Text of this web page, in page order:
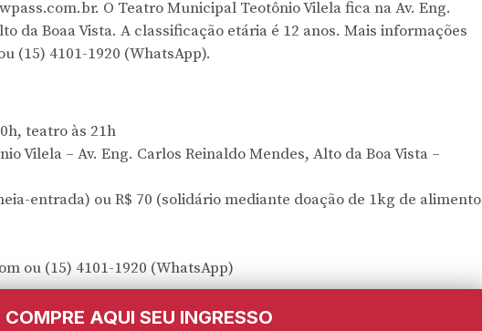
O Teatro Municipal Teotônio Vilela fica na Av. Eng.
da Boaa Vista. A classificação etária é 12 anos. Mais informações
(15) 4101-1920 (WhatsApp).
teatro às 21h
Vilela – Av. Eng. Carlos Reinaldo Mendes, Alto da Boa Vista –
entrada) ou R$ 70 (solidário mediante doação de 1kg de alimento
ou (15) 4101-1920 (WhatsApp)
COMPRE AQUI SEU INGRESSO